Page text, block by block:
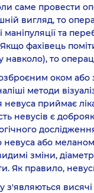
саме провести
вигляд, то
маніпуляції та
фахівець
то
оком
методи
невуса приймає
невусів є
невуса або
зміни,
Як правило,
з'являються